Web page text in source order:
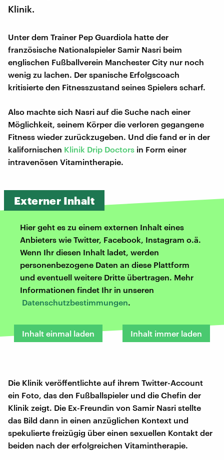
Klinik.
Unter dem Trainer Pep Guardiola hatte der
französische Nationalspieler Samir Nasri beim
englischen Fußballverein Manchester City nur noch
wenig zu lachen. Der spanische Erfolgscoach
kritisierte den Fitnesszustand seines Spielers scharf.
Also machte sich Nasri auf die Suche nach einer
Möglichkeit, seinem Körper die verloren gegangene
Fitness wieder zurückzugeben. Und die fand er in der
kalifornischen Klinik Drip Doctors in Form einer
intravenösen Vitamintherapie.
Externer Inhalt
Hier geht es zu einem externen Inhalt eines
Anbieters wie Twitter, Facebook, Instagram o.ä.
Wenn Ihr diesen Inhalt ladet, werden
personenbezogene Daten an diese Plattform
und eventuell weitere Dritte übertragen. Mehr
Informationen findet Ihr in unseren
Datenschutzbestimmungen.
Inhalt einmal laden Inhalt immer laden
Die Klinik veröffentlichte auf ihrem Twitter-Account
ein Foto, das den Fußballspieler und die Chefin der
Klinik zeigt. Die Ex-Freundin von Samir Nasri stellte
das Bild dann in einen anzüglichen Kontext und
spekulierte freizügig über einen sexuellen Kontakt der
beiden nach der erfolgreichen Vitamintherapie.